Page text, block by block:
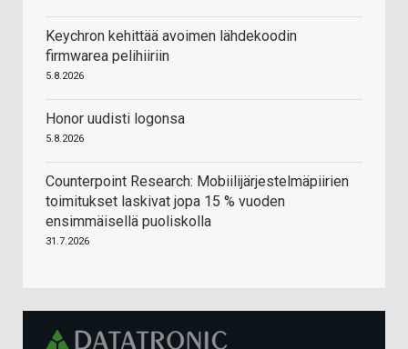
Keychron kehittää avoimen lähdekoodin
firmwarea pelihiiriin
5.8.2026
Honor uudisti logonsa
5.8.2026
Counterpoint Research: Mobiilijärjestelmäpiirien
toimitukset laskivat jopa 15 % vuoden
ensimmäisellä puoliskolla
31.7.2026